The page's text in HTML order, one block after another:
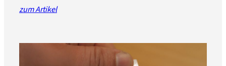
zum Artikel